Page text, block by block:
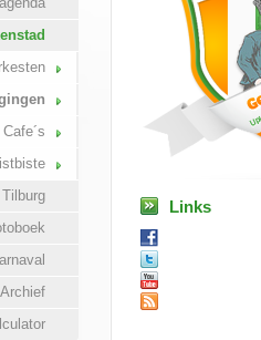
Cafe´s
Archief
Links